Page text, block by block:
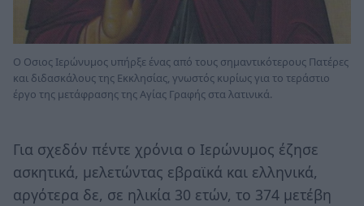
Ο Οσιος Ιερώνυμος υπήρξε ένας από τους σημαντικότερους Πατέρες
και διδασκάλους της Εκκλησίας, γνωστός κυρίως για το τεράστιο
έργο της μετάφρασης της Αγίας Γραφής στα λατινικά.
Για σχεδόν πέντε χρόνια ο Ιερώνυμος έζησε
ασκητικά, μελετώντας εβραϊκά και ελληνικά,
αργότερα δε, σε ηλικία 30 ετών, το 374 μετέβη